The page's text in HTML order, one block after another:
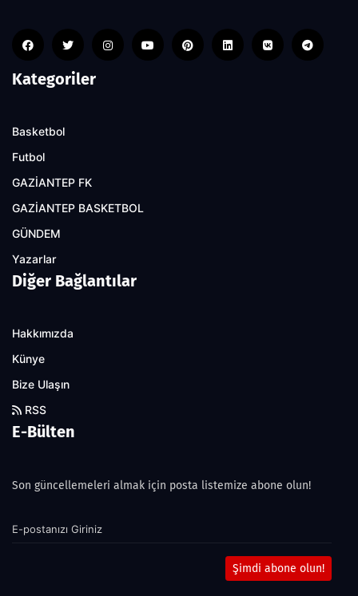
Kategoriler
Basketbol
Futbol
GAZİANTEP FK
GAZİANTEP BASKETBOL
GÜNDEM
Yazarlar
Diğer Bağlantılar
Hakkımızda
Künye
Bize Ulaşın
RSS
E-Bülten
Son güncellemeleri almak için posta listemize abone olun!
Şimdi abone olun!